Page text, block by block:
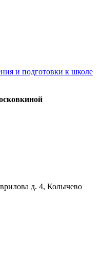
д. 4, Колычево